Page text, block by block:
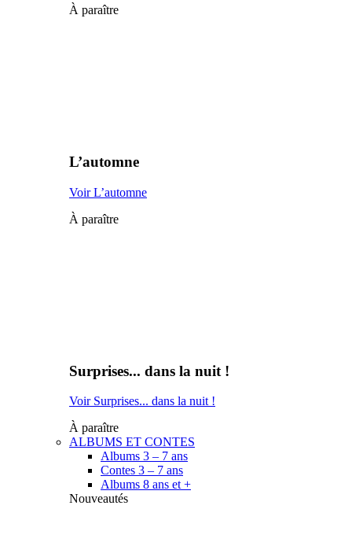
À paraître
L’automne
Voir L’automne
À paraître
Surprises... dans la nuit !
Voir Surprises... dans la nuit !
À paraître
ALBUMS ET CONTES
Albums 3 – 7 ans
Contes 3 – 7 ans
Albums 8 ans et +
Nouveautés